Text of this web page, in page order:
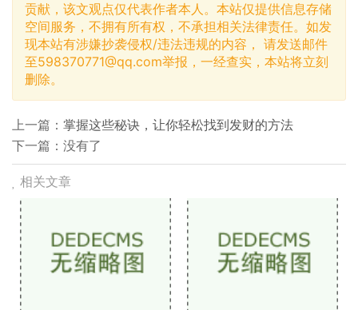
贡献，该文观点仅代表作者本人。本站仅提供信息存储
空间服务，不拥有所有权，不承担相关法律责任。如发
现本站有涉嫌抄袭侵权/违法违规的内容， 请发送邮件
至598370771@qq.com举报，一经查实，本站将立刻
删除。
上一篇： 掌握这些秘诀，让你轻松找到发财的方法
下一篇：没有了
相关文章